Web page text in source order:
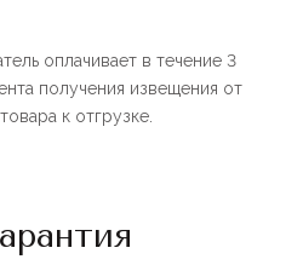
оплачивает в течение 3
получения извещения от
к отгрузке.